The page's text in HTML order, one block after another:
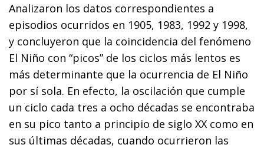
Analizaron los datos correspondientes a
episodios ocurridos en 1905, 1983, 1992 y 1998,
y concluyeron que la coincidencia del fenómeno
El Niño con “picos” de los ciclos más lentos es
más determinante que la ocurrencia de El Niño
por sí sola. En efecto, la oscilación que cumple
un ciclo cada tres a ocho décadas se encontraba
en su pico tanto a principio de siglo XX como en
sus últimas décadas, cuando ocurrieron las